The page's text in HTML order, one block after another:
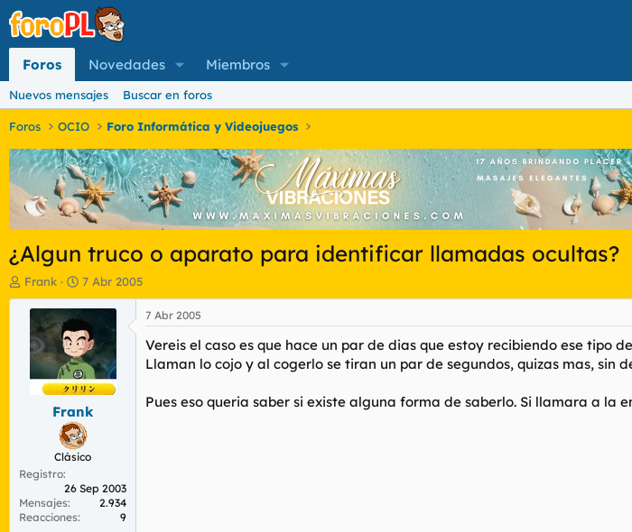
Foros Novedades Miembros
Nuevos mensajes Buscar en foros
Foros OCIO Foro Informática y Videojuegos
¿Algun truco o aparato para identificar llamadas ocultas?
I
n
a
d
t
m
a
Frank
F
e
c
h
a
d
e
i
n
i
c
i
7 Abr 2005
Frank
Clásico
Registro
26 Sep 2003
Mensajes
2.934
Reacciones
9
7 Abr 2005
Vereis el caso es que hace un par de dias que estoy recibiendo ese tipo
Llaman lo cojo y al cogerlo se tiran un par de segundos, quizas mas, sin
Pues eso queria saber si existe alguna forma de saberlo. Si llamara a la